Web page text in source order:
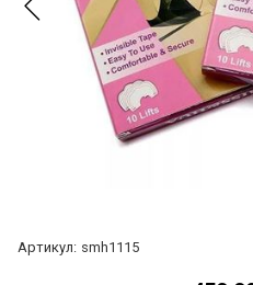
Артикул: smh1115